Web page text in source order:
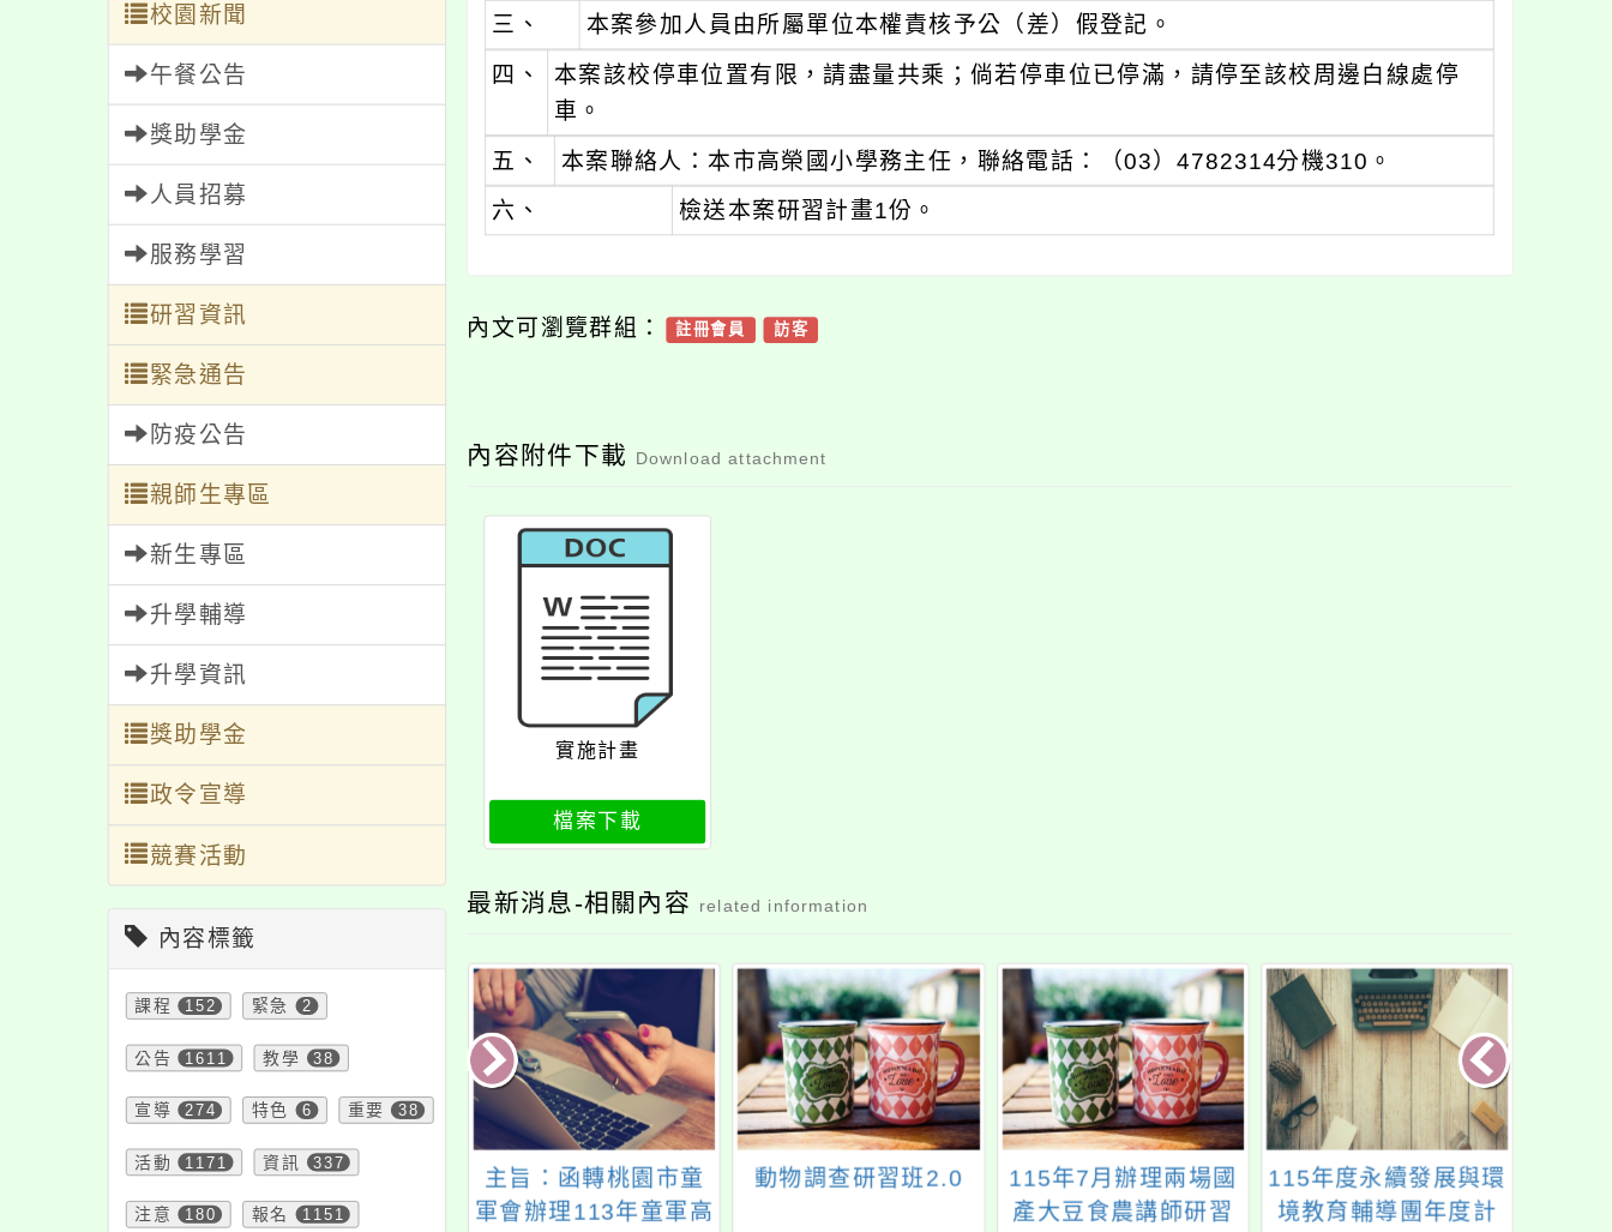
校園新聞
午餐公告
獎助學金
人員招募
服務學習
研習資訊
緊急通告
防疫公告
親師生專區
新生專區
升學輔導
升學資訊
獎助學金
政令宣導
競賽活動
內容標籤
課程 152 緊急 2
公告 1611 教學 38
宣導 274 特色 6 重要 38
活動 1171 資訊 337
注意 180 報名 1151
三、
本案參加人員由所屬單位本權責核予公（差）假登記。
四、 本案該校停車位置有限，請盡量共乘；倘若停車位已停滿，請停至該校周邊白線處停
車。
五、
本案聯絡人：本市高榮國小學務主任，聯絡電話：（03）4782314分機310。
六、 檢送本案研習計畫1份。
內文可瀏覽群組： 註冊會員 訪客
內容附件下載 Download attachment
實施計畫
檔案下載
最新消息-相關內容 related information
中小學數位學
方案」數位內
僑愛國小辦理「113學
年度教育優先區親職
主旨：函轉桃園市童
軍會辦理113年童軍高
動物調查研習班2.0
115年7月辦理兩場國
產大豆食農講師研習
115年度永續發展與環
境教育輔導團年度計